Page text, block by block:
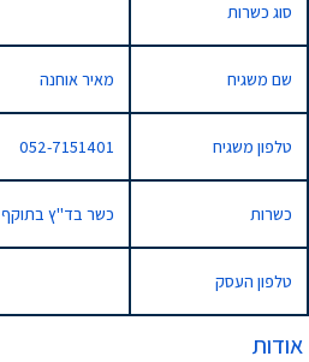
אודות
סוג כשרות
שם משגיח מאיר אוחנה
טלפון משגיח 052-7151401
כשרות כשר בד"ץ בתוקף
טלפון העסק